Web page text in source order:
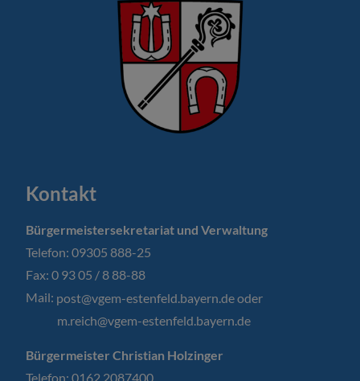
Kontakt
Bürgermeistersekretariat und Verwaltung
Telefon: 09305 888-25
Fax: 0 93 05 / 8 88-88
Mail: post@vgem-estenfeld.bayern.de oder
m.reich@vgem-estenfeld.bayern.de
Bürgermeister Christian Holzinger
Telefon: 0162 2087400